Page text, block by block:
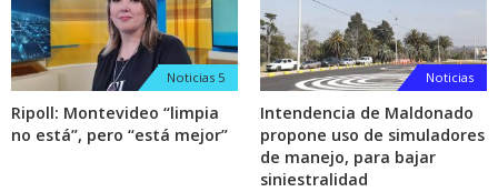
Noticias 5
Ripoll: Montevideo “limpia
no está”, pero “está mejor”
Noticias
Intendencia de Maldonado
propone uso de simuladores
de manejo, para bajar
siniestralidad